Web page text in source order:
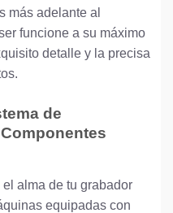
más adelante al
funcione a su máximo
detalle y la precisa
de
alma de tu grabador
equipadas con